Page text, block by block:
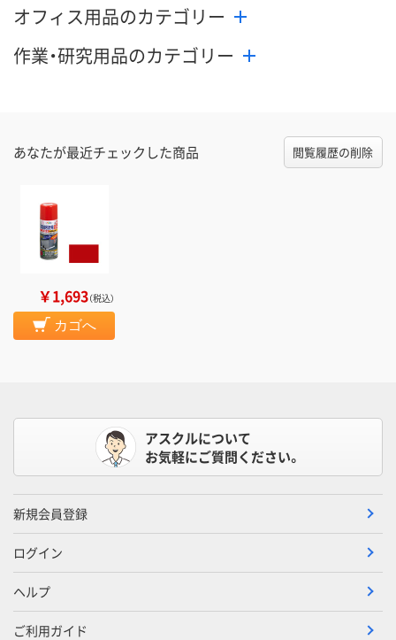
オフィス用品のカテゴリー
作業・研究用品のカテゴリー
あなたが最近チェックした商品 閲覧履歴の削除
￥1,693（税込）
カゴへ
アスクルについて
お気軽にご質問ください。
新規会員登録
ログイン
ヘルプ
ご利用ガイド